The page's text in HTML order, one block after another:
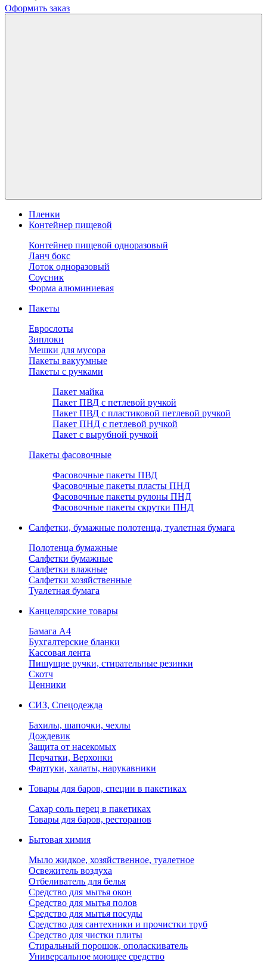
Оформить заказ
Пленки
Контейнер пищевой
Контейнер пищевой одноразовый
Ланч бокс
Лоток одноразовый
Соусник
Форма алюминиевая
Пакеты
Еврослоты
Зиплоки
Мешки для мусора
Пакеты вакуумные
Пакеты с ручками
Пакет майка
Пакет ПВД с петлевой ручкой
Пакет ПВД с пластиковой петлевой ручкой
Пакет ПНД с петлевой ручкой
Пакет с вырубной ручкой
Пакеты фасовочные
Фасовочные пакеты ПВД
Фасовочные пакеты пласты ПНД
Фасовочные пакеты рулоны ПНД
Фасовочные пакеты скрутки ПНД
Салфетки, бумажные полотенца, туалетная бумага
Полотенца бумажные
Салфетки бумажные
Салфетки влажные
Салфетки хозяйственные
Туалетная бумага
Канцелярские товары
Бамага А4
Бухгалтерские бланки
Кассовая лента
Пишущие ручки, стирательные резинки
Скотч
Ценники
СИЗ, Спецодежда
Бахилы, шапочки, чехлы
Дождевик
Защита от насекомых
Перчатки, Верхонки
Фартуки, халаты, нарукавники
Товары для баров, специи в пакетиках
Сахар соль перец в пакетиках
Товары для баров, ресторанов
Бытовая химия
Мыло жидкое, хозяйственное, туалетное
Освежитель воздуха
Отбеливатель для белья
Средство для мытья окон
Средство для мытья полов
Средство для мытья посуды
Средство для сантехники и прочистки труб
Средство для чистки плиты
Стиральный порошок, ополаскиватель
Универсальное моющее средство